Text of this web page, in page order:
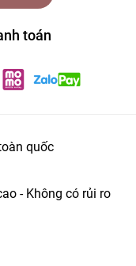
toán
quốc
- Không có rủi ro